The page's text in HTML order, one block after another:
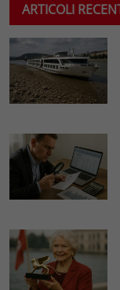
ARTICOLI